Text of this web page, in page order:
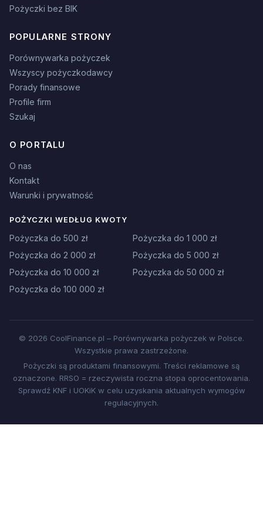
Pożyczki bez BIK
POPULARNE STRONY
Porównywarka pożyczek
Wszyscy pożyczkodawcy
Porady finansowe
Profile firm
Szukaj
O PORTALU
O nas
Kontakt
Warunki i prywatność
POŻYCZKI WEDŁUG KWOTY
Pożyczka do 500 zł
Pożyczka do 1 000 zł
Pożyczka do 2 000 zł
Pożyczka do 5 000 zł
Pożyczka do 10 000 zł
Pożyczka do 50 000 zł
Pożyczka do 100 000 zł
© 2026 CoolFinance.pl – Porównywarka pożyczek w Polsce.
Wszystkie prawa zastrzeżone.
Pożyczki są produktami finansowymi. Treści reklamowe są
oznaczone. RRSO = rzeczywista roczna stopa oprocentowania.
Sprawdź KNF i UOKiK w celu uzyskania aktualnych wymogów
regulacyjnych.